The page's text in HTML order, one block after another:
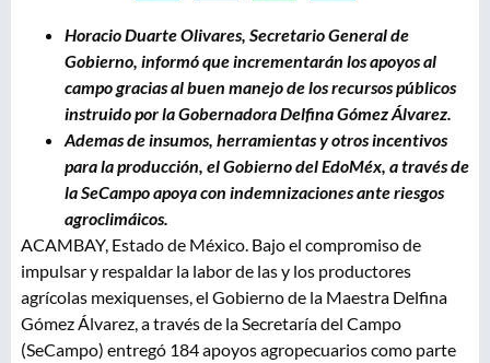
Horacio Duarte Olivares, Secretario General de
Gobierno, informó que incrementarán los apoyos al
campo gracias al buen manejo de los recursos públicos
instruido por la Gobernadora Delfina Gómez Álvarez.
Ademas de insumos, herramientas y otros incentivos
para la producción, el Gobierno del EdoMéx, a través de
la SeCampo apoya con indemnizaciones ante riesgos
agroclimáicos.
ACAMBAY, Estado de México. Bajo el compromiso de
impulsar y respaldar la labor de las y los productores
agrícolas mexiquenses, el Gobierno de la Maestra Delfina
Gómez Álvarez, a través de la Secretaría del Campo
(SeCampo) entregó 184 apoyos agropecuarios como parte